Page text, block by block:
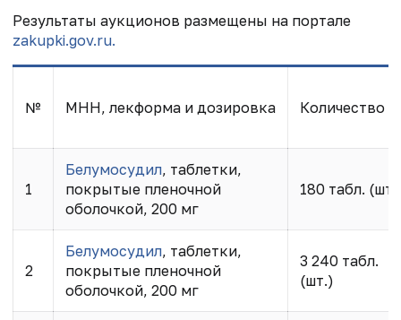
Результаты аукционов размещены на портале
zakupki.gov.ru.
№ МНН, лекформа и дозировка Количество
1
Белумосудил, таблетки,
покрытые пленочной
оболочкой, 200 мг
180 табл.
2
Белумосудил, таблетки,
покрытые пленочной
оболочкой, 200 мг
3 240 табл.
(шт.)